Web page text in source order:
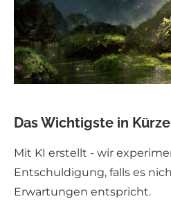
Das Wichtigste in Kürze
Mit KI erstellt - wir
Entschuldigung, falls es
Erwartungen entspricht.